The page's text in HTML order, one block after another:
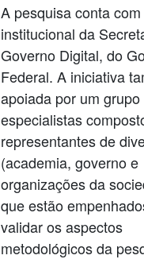
A pesquisa conta
institucional da
Governo Digital, do
Federal. A iniciativa
apoiada por um grupo
especialistas
representantes de
(academia, governo e
organizações da
que estão
validar os aspectos
metodológicos da